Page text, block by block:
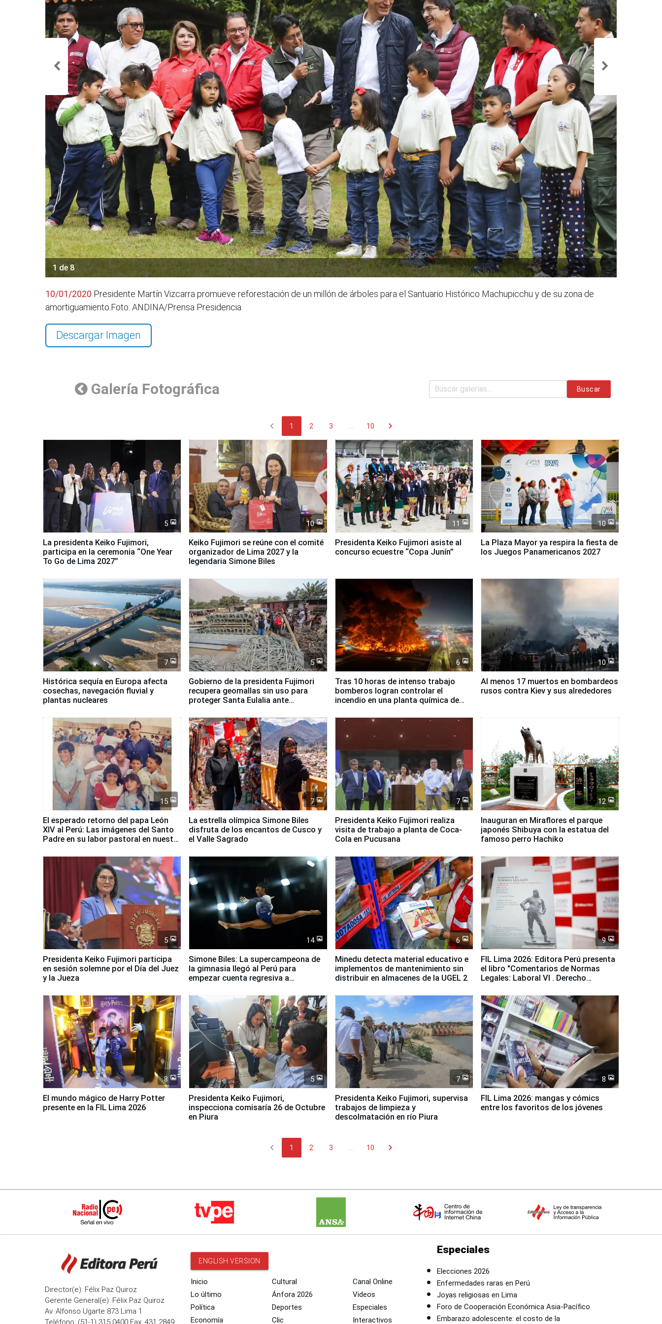
1 de 8
10/01/2020 Presidente Martín Vizcarra promueve reforestación de un millón de árboles para el Santuario Histórico Machupicchu y de su zona de
amortiguamiento.Foto: ANDINA/Prensa Presidencia
Descargar Imagen
Galería Fotográfica Buscar
chevron_left 1 2 3 10 chevron_right
5
La presidenta Keiko Fujimori,
participa en la ceremonia “One Year
To Go de Lima 2027”
10
Keiko Fujimori se reúne con el comité
organizador de Lima 2027 y la
legendaria Simone Biles
11
Presidenta Keiko Fujimori asiste al
concurso ecuestre “Copa Junín”
10
La Plaza Mayor ya respira la fiesta de
los Juegos Panamericanos 2027
7
Histórica sequía en Europa afecta
cosechas, navegación fluvial y
plantas nucleares
5
Gobierno de la presidenta Fujimori
recupera geomallas sin uso para
proteger Santa Eulalia ante
6
Tras 10 horas de intenso trabajo
bomberos logran controlar el
incendio en una planta química de
10
Al menos 17 muertos en bombardeos
rusos contra Kiev y sus alrededores
15
El esperado retorno del papa León
XIV al Perú: Las imágenes del Santo
Padre en su labor pastoral en nuestro
7
La estrella olímpica Simone Biles
disfruta de los encantos de Cusco y
el Valle Sagrado
7
Presidenta Keiko Fujimori realiza
visita de trabajo a planta de Coca-
Cola en Pucusana
12
Inauguran en Miraflores el parque
japonés Shibuya con la estatua del
famoso perro Hachiko
5
Presidenta Keiko Fujimori participa
en sesión solemne por el Día del Juez
y la Jueza
14
Simone Biles: La supercampeona de
la gimnasia llegó al Perú para
empezar cuenta regresiva a
6
Minedu detecta material educativo e
implementos de mantenimiento sin
distribuir en almacenes de la UGEL 2
9
FIL Lima 2026: Editora Perú presenta
el libro "Comentarios de Normas
Legales: Laboral Vl . Derecho
8
El mundo mágico de Harry Potter
presente en la FIL Lima 2026
5
Presidenta Keiko Fujimori,
inspecciona comisaría 26 de Octubre
en Piura
7
Presidenta Keiko Fujimori, supervisa
trabajos de limpieza y
descolmatación en río Piura
8
FIL Lima 2026: mangas y cómics
entre los favoritos de los jóvenes
chevron_left 1 2 3 10 chevron_right
Director(e): Félix Paz Quiroz
Gerente General(e): Félix Paz Quiroz
Av. Alfonso Ugarte 873 Lima 1
Teléfono: (51-1) 315 0400 Fax: 431 2849
ENGLISH VERSION
Inicio
Lo último
Política
Economía
Cultural
Ánfora 2026
Deportes
Clic
Canal Online
Videos
Especiales
Interactivos
Especiales
Elecciones 2026
Enfermedades raras en Perú
Joyas religiosas en Lima
Foro de Cooperación Económica Asia-Pacífico
Embarazo adolescente: el costo de la